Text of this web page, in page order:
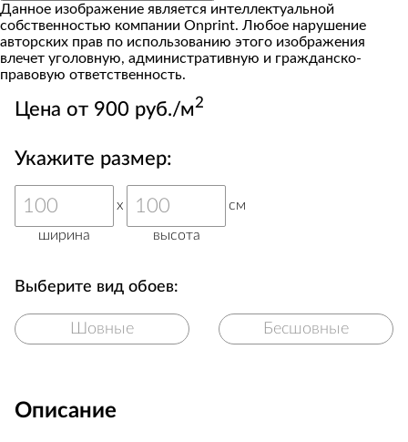
Данное изображение является интеллектуальной
собственностью компании Onprint. Любое нарушение
авторских прав по использованию этого изображения
влечет уголовную, административную и гражданско-
правовую ответственность.
Цена от 900 руб./м2
Укажите размер:
ширина
x
высота
см
Выберите вид обоев:
Шовные Бесшовные
Описание